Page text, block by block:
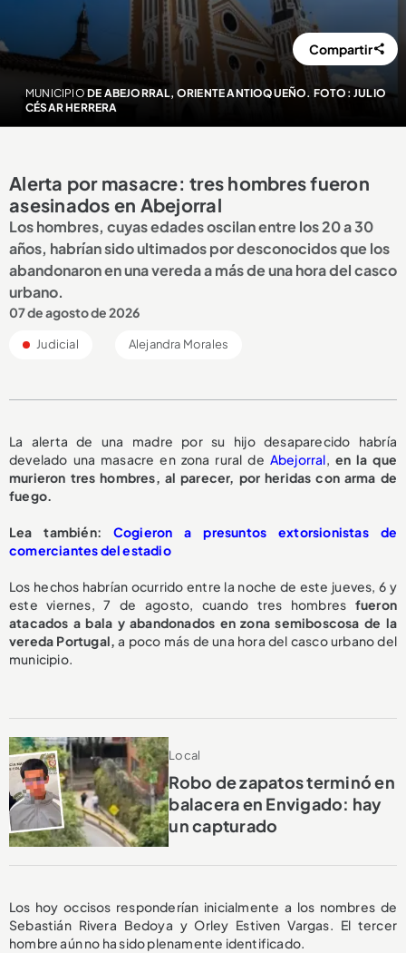
MUNICIPIO DE ABEJORRAL, ORIENTE ANTIOQUEÑO. FOTO: JULIO
CÉSAR HERRERA
Compartir
Alerta por masacre: tres hombres fueron
asesinados en Abejorral
Los hombres, cuyas edades oscilan entre los 20 a 30
años, habrían sido ultimados por desconocidos que los
abandonaron en una vereda a más de una hora del casco
urbano.
07 de agosto de 2026
Judicial Alejandra Morales
La alerta de una madre por su hijo desaparecido habría
develado una masacre en zona rural de Abejorral, en la que
murieron tres hombres, al parecer, por heridas con arma de
fuego.
Lea también: Cogieron a presuntos extorsionistas de
comerciantes del estadio
Los hechos habrían ocurrido entre la noche de este jueves, 6 y
este viernes, 7 de agosto, cuando tres hombres fueron
atacados a bala y abandonados en zona semiboscosa de la
vereda Portugal, a poco más de una hora del casco urbano del
municipio.
Local
Robo de zapatos terminó en
balacera en Envigado: hay
un capturado
Los hoy occisos responderían inicialmente a los nombres de
Sebastián Rivera Bedoya y Orley Estiven Vargas. El tercer
hombre aún no ha sido plenamente identificado.